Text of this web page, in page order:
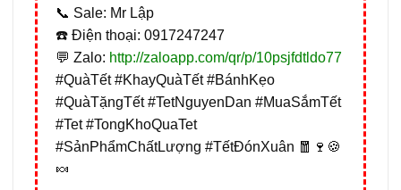
📞 Sale: Mr Lập
☎️ Điện thoại: 0917247247
💬 Zalo: http://zaloapp.com/qr/p/10psjfdtldo77
#QuàTết #KhayQuàTết #BánhKẹo
#QuàTặngTết #TetNguyenDan #MuaSắmTết
#Tet #TongKhoQuaTet
#SảnPhẩmChấtLượng #TếtĐónXuân 🧧🍷🍪
🍬